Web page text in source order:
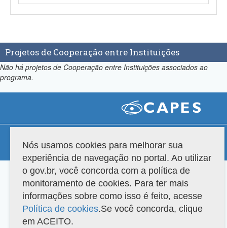
Projetos de Cooperação entre Instituições
Não há projetos de Cooperação entre Instituições associados ao
programa.
Copyright 2022 Capes. Todos os direitos reservados.
Nós usamos cookies para melhorar sua
experiência de navegação no portal. Ao utilizar
o gov.br, você concorda com a política de
monitoramento de cookies. Para ter mais
informações sobre como isso é feito, acesse
Política de cookies.Se você concorda, clique
em ACEITO.